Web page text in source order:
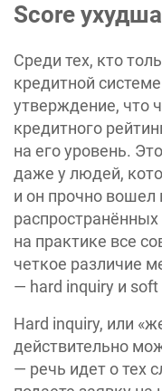
Score
Среди тех, кто
кредитной
утверждение, что
кредитного
на его уровень.
даже у людей,
и он прочно вошел
на практике все
четкое различие
— hard inquiry и soft
Hard inquiry, или
действительно
— речь идет о тех